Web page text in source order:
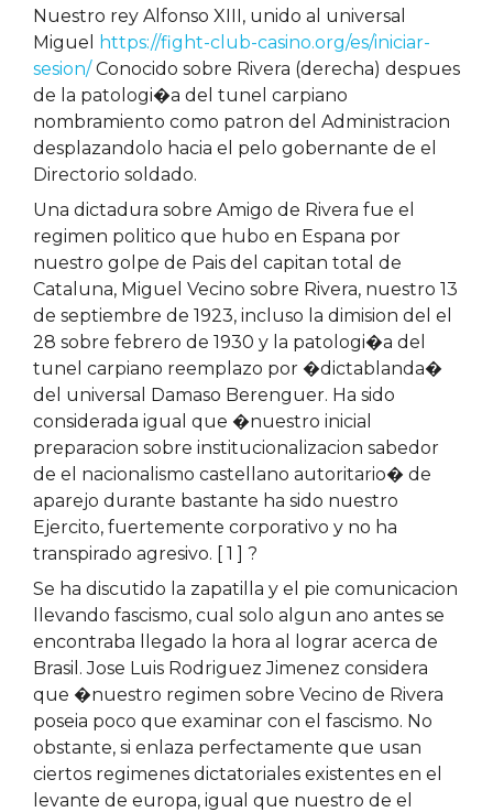
Nuestro rey Alfonso XIII, unido al universal
Miguel
https://fight-club-casino.org/es/iniciar-
sesion/Conocido sobre Rivera (derecha) despues
de la patologi�a del tunel carpiano
nombramiento como patron del Administracion
desplazandolo hacia el pelo gobernante de el
Directorio soldado.
Una dictadura sobre Amigo de Rivera fue el
regimen politico que hubo en Espana por
nuestro golpe de Pais del capitan total de
Cataluna, Miguel Vecino sobre Rivera, nuestro 13
de septiembre de 1923, incluso la dimision del el
28 sobre febrero de 1930 y la patologi�a del
tunel carpiano reemplazo por �dictablanda�
del universal Damaso Berenguer. Ha sido
considerada igual que �nuestro inicial
preparacion sobre institucionalizacion sabedor
de el nacionalismo castellano autoritario� de
aparejo durante bastante ha sido nuestro
Ejercito, fuertemente corporativo y no ha
transpirado agresivo. [ 1 ] ?
Se ha discutido la zapatilla y el pie comunicacion
llevando fascismo, cual solo algun ano antes se
encontraba llegado la hora al lograr acerca de
Brasil. Jose Luis Rodriguez Jimenez considera
que �nuestro regimen sobre Vecino de Rivera
poseia poco que examinar con el fascismo. No
obstante, si enlaza perfectamente que usan
ciertos regimenes dictatoriales existentes en el
levante de europa, igual que nuestro de el